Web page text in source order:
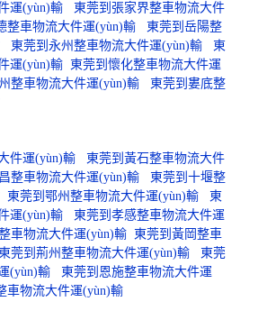
運(yùn)輸
東莞到張家界整車物流大件
整車物流大件運(yùn)輸
東莞到岳陽整
東莞到永州整車物流大件運(yùn)輸
東
運(yùn)輸 東莞到懷化整車物流大件運
整車物流大件運(yùn)輸
東莞到婁底整
件運(yùn)輸
東莞到黃石整車物流大件
整車物流大件運(yùn)輸
東莞到十堰整
東莞到鄂州整車物流大件運(yùn)輸
東
運(yùn)輸
東莞到孝感整車物流大件運
車物流大件運(yùn)輸 東莞到黃岡整車
東莞到荊州整車物流大件運(yùn)輸
東莞
(yùn)輸
東莞到恩施整車物流大件運
車物流大件運(yùn)輸